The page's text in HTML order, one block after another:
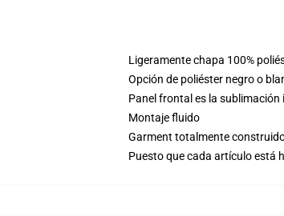
Ligeramente chapa 100%
Opción de poliéster negro o
Panel frontal es la
Montaje fluido
Garment totalmente
Puesto que cada artículo está